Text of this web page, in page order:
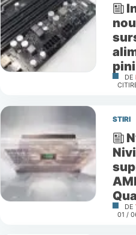
pini
DE
STIRI
DE
01 /